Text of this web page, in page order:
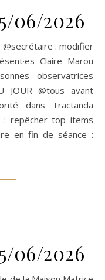
06/2026
Claire Marou
observatrices
JOUR @tous avant
dans Tractanda
: repêcher top items
en fin de séance :
06/2026